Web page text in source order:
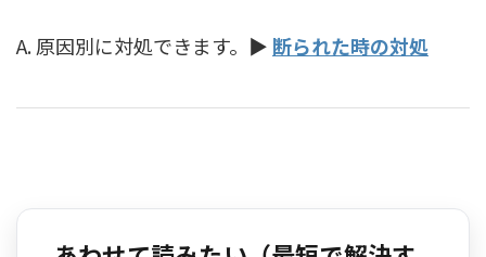
A. 原因別に対処できます。▶ 断られた時の対処